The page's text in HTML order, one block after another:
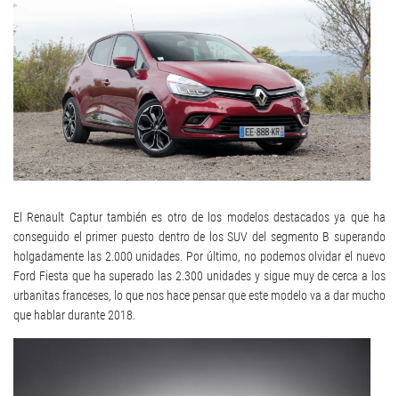
El Renault Captur también es otro de los modelos destacados ya que ha
conseguido el primer puesto dentro de los SUV del segmento B superando
holgadamente las 2.000 unidades. Por último, no podemos olvidar el nuevo
Ford Fiesta que ha superado las 2.300 unidades y sigue muy de cerca a los
urbanitas franceses, lo que nos hace pensar que este modelo va a dar mucho
que hablar durante 2018.